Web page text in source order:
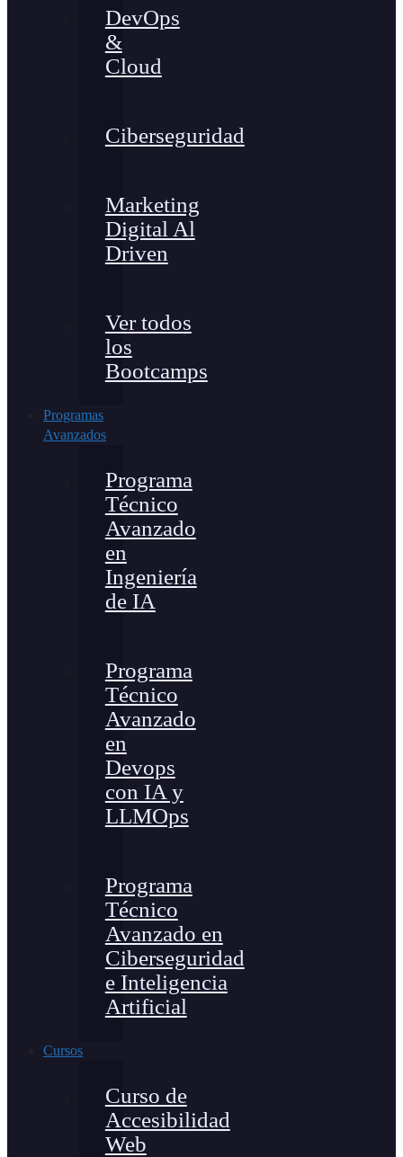
DevOps
&
Cloud
Ciberseguridad
Marketing
Digital Al
Driven
Ver todos
los
Bootcamps
Programas
Avanzados
Programa
Técnico
Avanzado
en
Ingeniería
de IA
Programa
Técnico
Avanzado
en
Devops
con IA y
LLMOps
Programa
Técnico
Avanzado en
Ciberseguridad
e Inteligencia
Artificial
Cursos
Curso de
Accesibilidad
Web